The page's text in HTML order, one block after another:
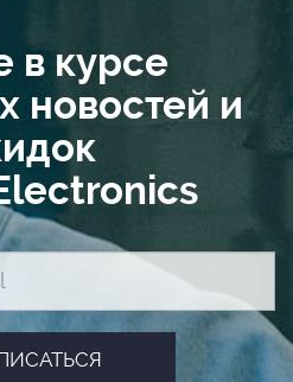
в курсе
новостей и